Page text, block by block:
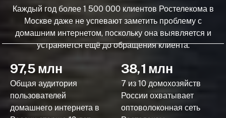
Каждый год более 1 500 000 клиентов Ростелекома в
Москве даже не успевают заметить проблему с
домашним интернетом, поскольку она выявляется и
устраняется ещё до обращения клиента.
97,5 млн
Общая аудитория
пользователей
домашнего интернета в
38,1 млн
7 из 10 домохозяйств
России охватывает
оптоволоконная сеть